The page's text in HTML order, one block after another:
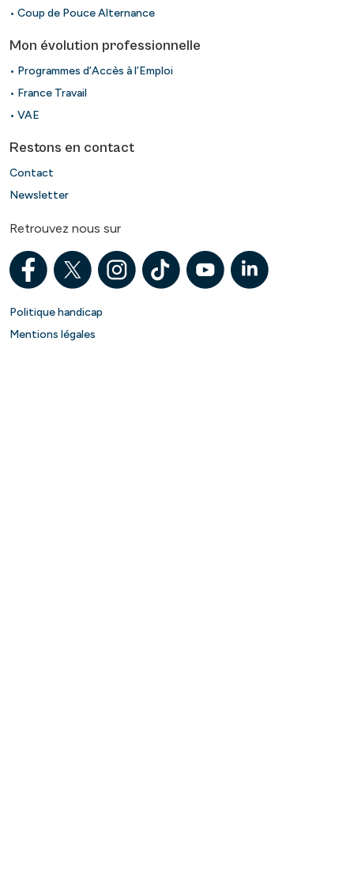
• Coup de Pouce Alternance
Mon évolution professionnelle
• Programmes d’Accès à l’Emploi
• France Travail
• VAE
Restons en contact
Contact
Newsletter
Retrouvez nous sur
Politique handicap
Mentions légales